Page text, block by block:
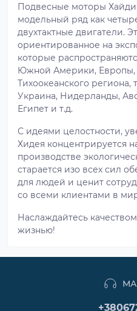
Подвесные моторы
модельный ряд как
двухтактные двигатели.
ориентированное на
которые
Южной Америки, Европы,
Тихоокеанского
Украина, Нидерланды,
Египет и т.д.
С идеями целостности,
Хидея концентрируется
производстве
старается изо всех сил
для людей и ценит
со всеми клиентами в
Наслаждайтесь
жизнью!